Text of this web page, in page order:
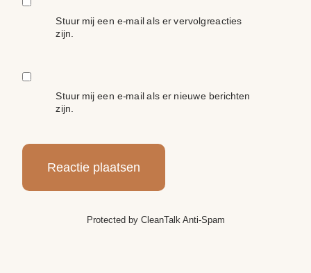
Stuur mij een e-mail als er vervolgreacties
zijn.
Stuur mij een e-mail als er nieuwe berichten
zijn.
Protected by CleanTalk Anti-Spam